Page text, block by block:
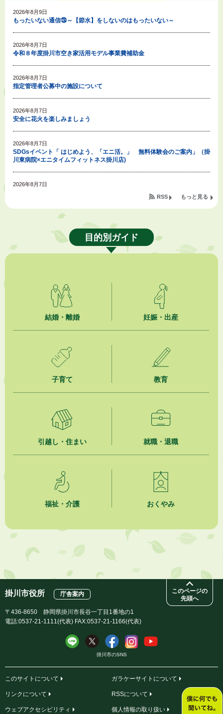
2026年8月9日
もったいない通信㉘～【節水】をしないのはもったいない～
2026年8月7日
令和８年度掛川市空き家活用モデル事業費補助金
2026年8月7日
指定管理者公募中の施設について
2026年8月7日
安全に花火を楽しみましょう
2026年8月7日
SDGsイベント「 はじめよう、「エニ活。」 無料体験会のご案内」（掛
川東病院×エニタイムフィットネス掛川店)
2026年8月7日
令和８年度公民館等（大東北公民館、大須賀中央公民館）講座のお知らせ
2026年8月6日
就職・転職相談会のご案内
2026年8月6日
ジュビロ磐田（情報提供・お知らせ）
【日本DX大賞2026】ポスターセッション最優秀賞を受賞しました！
2026年8月4日
市民の勇気ある応急手当に感謝状を贈呈しました
夏季休暇期間 開業医等診療予定
企業版ふるさと納税（地方創生応援税制）のお願い
もっと見る
RSS
目的別ガイド
結婚・離婚 妊娠・出産
子育て 教育
引越し・住まい 就職・退職
福祉・介護 おくやみ
このページの
先頭へ
掛川市役所 庁舎案内
〒436-8650 静岡県掛川市長谷一丁目1番地の1
電話:0537-21-1111(代表) FAX:0537-21-1166(代表)
掛川市のSNS
このサイトについて ガラケーサイトについて
リンクについて RSSについて
ウェブアクセシビリティ 個人情報の取り扱い